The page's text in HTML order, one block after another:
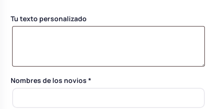
bebé boda
Tu texto personalizado
Nombres de los novios *